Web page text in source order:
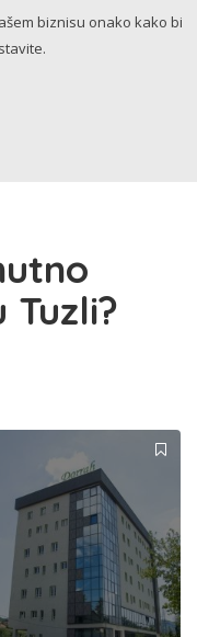
biznisu onako kako bi